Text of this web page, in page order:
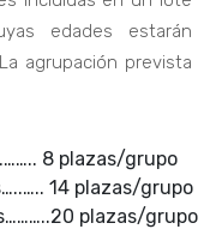
edades estarán
agrupación prevista
8 plazas/grupo
14 plazas/grupo
plazas/grupo